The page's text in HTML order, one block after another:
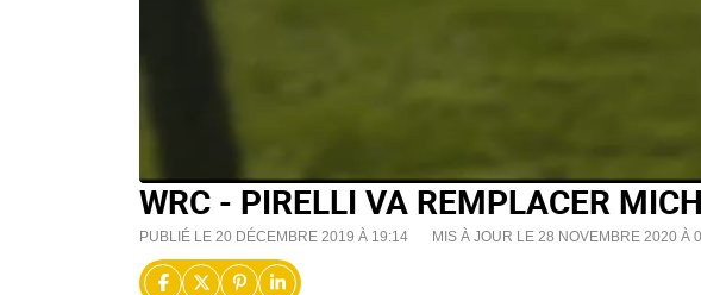
WRC - PIRELLI VA REMPLACER
PUBLIÉ LE 20 DÉCEMBRE 2019 À 19:14 MIS À JOUR LE 28 NOVEMBRE 2020 À